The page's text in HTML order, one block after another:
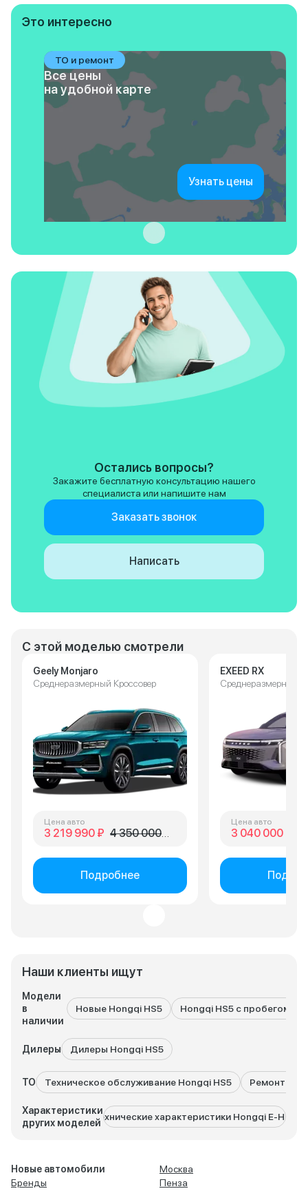
Наши клиенты ищут
Модели
в
наличии
Новые Hongqi HS5 Hongqi HS5 с пробегом
Дилеры Дилеры Hongqi HS5
ТО Техническое обслуживание Hongqi HS5 Ремонт
Характеристики
других моделей
Технические характеристики Hongqi E-HS9
Это интересно
ТО и ремонт
Все цены
на удобной карте
Узнать цены
С этой моделью смотрели
Geely Monjaro
Среднеразмерный Кроссовер
Цена авто
3 219 990 ₽ 4 350 000 ₽
Подробнее
EXEED RX
Среднеразмерный
Цена авто
3 040 000 ₽
Остались вопросы?
Закажите бесплатную консультацию нашего
специалиста или напишите нам
Заказать звонок
Написать
Новые автомобили
Бренды
Москва
Пенза